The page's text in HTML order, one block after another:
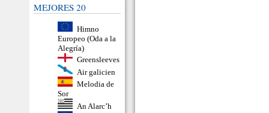
MEJORES 20
Himno
Europeo (Oda a la
Alegría)
Greensleeves
Air galicien
Melodia de
Sor
An Alarc’h